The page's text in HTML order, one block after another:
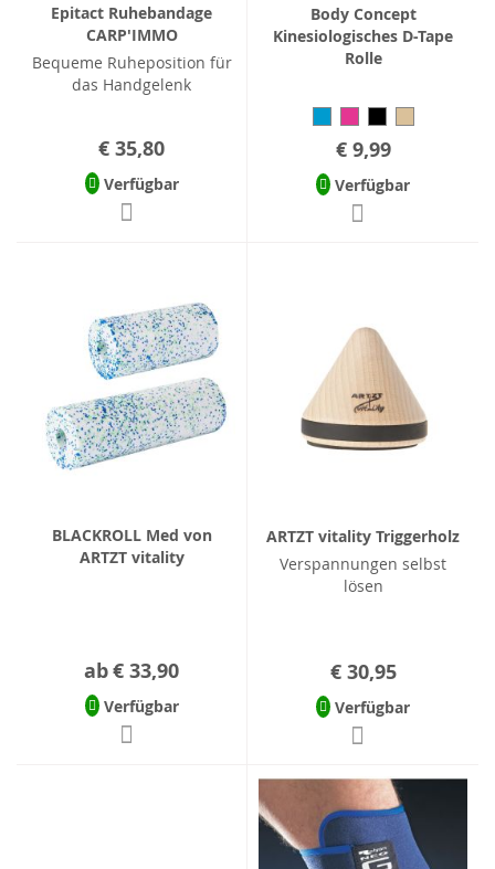
Epitact Ruhebandage
CARP'IMMO
Bequeme Ruheposition für
das Handgelenk
€ 35,80
Verfügbar
Body Concept
Kinesiologisches D-Tape
Rolle
€ 9,99
Verfügbar
BLACKROLL Med von
ARTZT vitality
ab€ 33,90
Verfügbar
ARTZT vitality Triggerholz
Verspannungen selbst
lösen
€ 30,95
Verfügbar